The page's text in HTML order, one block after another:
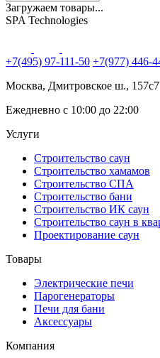
Загружаем товары...
SPA Technologies
+7(495) 97-111-50 +7(977) 446-
Москва, Дмитровское ш., 157с7
Ежедневно с 10:00 до 22:00
Услуги
Строительство саун
Строительство хамамов
Строительство СПА
Строительство бани
Строительство ИК саун
Строительство саун в
Проектирование саун
Товары
Электрические печи
Парогенераторы
Печи для бани
Аксессуары
Компания